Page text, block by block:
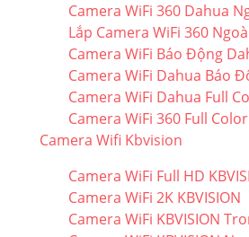
Camera WiFi 360 Dahua
Lắp Camera WiFi 360
Camera WiFi Báo Động
Camera WiFi Dahua Báo
Camera WiFi Dahua Full
Camera WiFi 360 Full
Camera Wifi Kbvision
Camera WiFi Full HD
Camera WiFi 2K KBVISION
Camera WiFi KBVISION